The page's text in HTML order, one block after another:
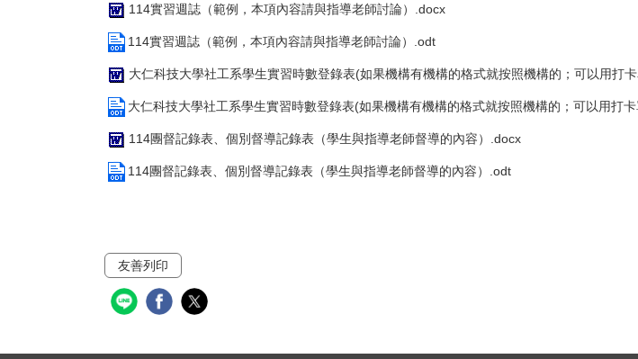
114實習週誌（範例，本項內容請與指導老師討論）.docx
114實習週誌（範例，本項內容請與指導老師討論）.odt
大仁科技大學社工系學生實習時數登錄表(如果機構有機構的格式就按照機構的；可以用打
大仁科技大學社工系學生實習時數登錄表(如果機構有機構的格式就按照機構的；可以用打
114團督記錄表、個別督導記錄表（學生與指導老師督導的內容）.docx
114團督記錄表、個別督導記錄表（學生與指導老師督導的內容）.odt
友善列印